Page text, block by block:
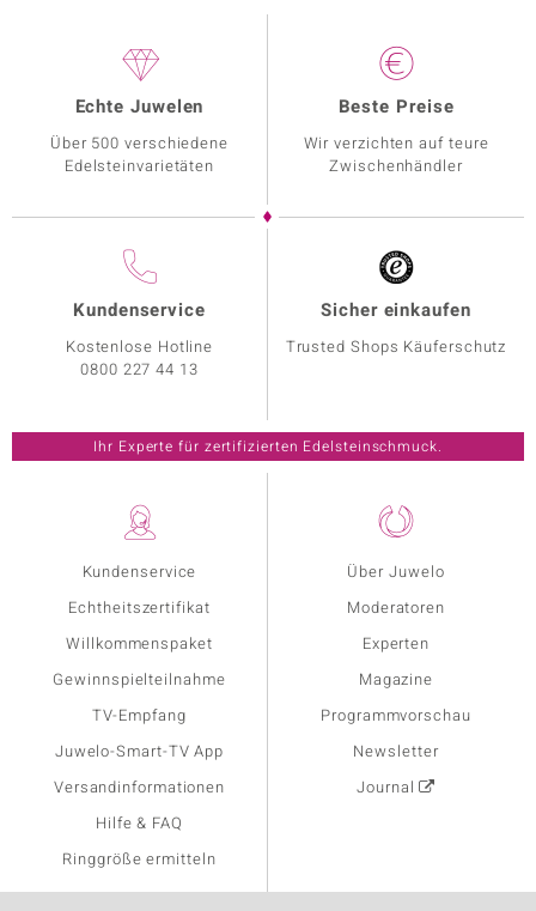
Kundenservice
Echtheitszertifikat
Willkommenspaket
Gewinnspielteilnahme
TV-Empfang
Juwelo-Smart-TV App
Versandinformationen
Hilfe & FAQ
Ringgröße ermitteln
Über Juwelo
Moderatoren
Experten
Magazine
Programmvorschau
Newsletter
Journal
Echte Juwelen
Über 500 verschiedene
Edelsteinvarietäten
Beste Preise
Wir verzichten auf teure
Zwischenhändler
Kundenservice
Kostenlose Hotline
0800 227 44 13
Sicher einkaufen
Trusted Shops Käuferschutz
Ihr Experte für zertifizierten Edelsteinschmuck.